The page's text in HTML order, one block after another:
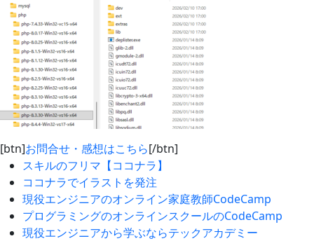
[btn]お問合せ・感想はこちら[/btn]
スキルのフリマ【ココナラ】
ココナラでイラストを発注
現役エンジニアのオンライン家庭教師CodeCamp
プログラミングのオンラインスクールのCodeCamp
現役エンジニアから学ぶならテックアカデミー